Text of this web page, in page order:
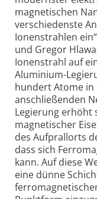
magnetischen
verschiedenste
Ionenstrahlen
und Gregor
Ionenstrahl auf
Aluminium-
hundert Atome
anschließenden
Legierung erhöht
magnetischer
des Aufprallorts
dass sich
kann. Auf diese
eine dünne